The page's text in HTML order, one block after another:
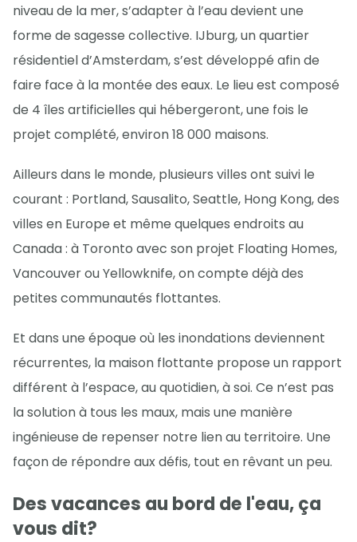
niveau de la mer, s’adapter à l’eau devient une
forme de sagesse collective. IJburg, un quartier
résidentiel d’Amsterdam, s’est développé afin de
faire face à la montée des eaux. Le lieu est composé
de 4 îles artificielles qui hébergeront, une fois le
projet complété, environ 18 000 maisons.
Ailleurs dans le monde, plusieurs villes ont suivi le
courant : Portland, Sausalito, Seattle, Hong Kong, des
villes en Europe et même quelques endroits au
Canada : à Toronto avec son projet Floating Homes,
Vancouver ou Yellowknife, on compte déjà des
petites communautés flottantes.
Et dans une époque où les inondations deviennent
récurrentes, la maison flottante propose un rapport
différent à l’espace, au quotidien, à soi. Ce n’est pas
la solution à tous les maux, mais une manière
ingénieuse de repenser notre lien au territoire. Une
façon de répondre aux défis, tout en rêvant un peu.
Des vacances au bord de l'eau, ça
vous dit?